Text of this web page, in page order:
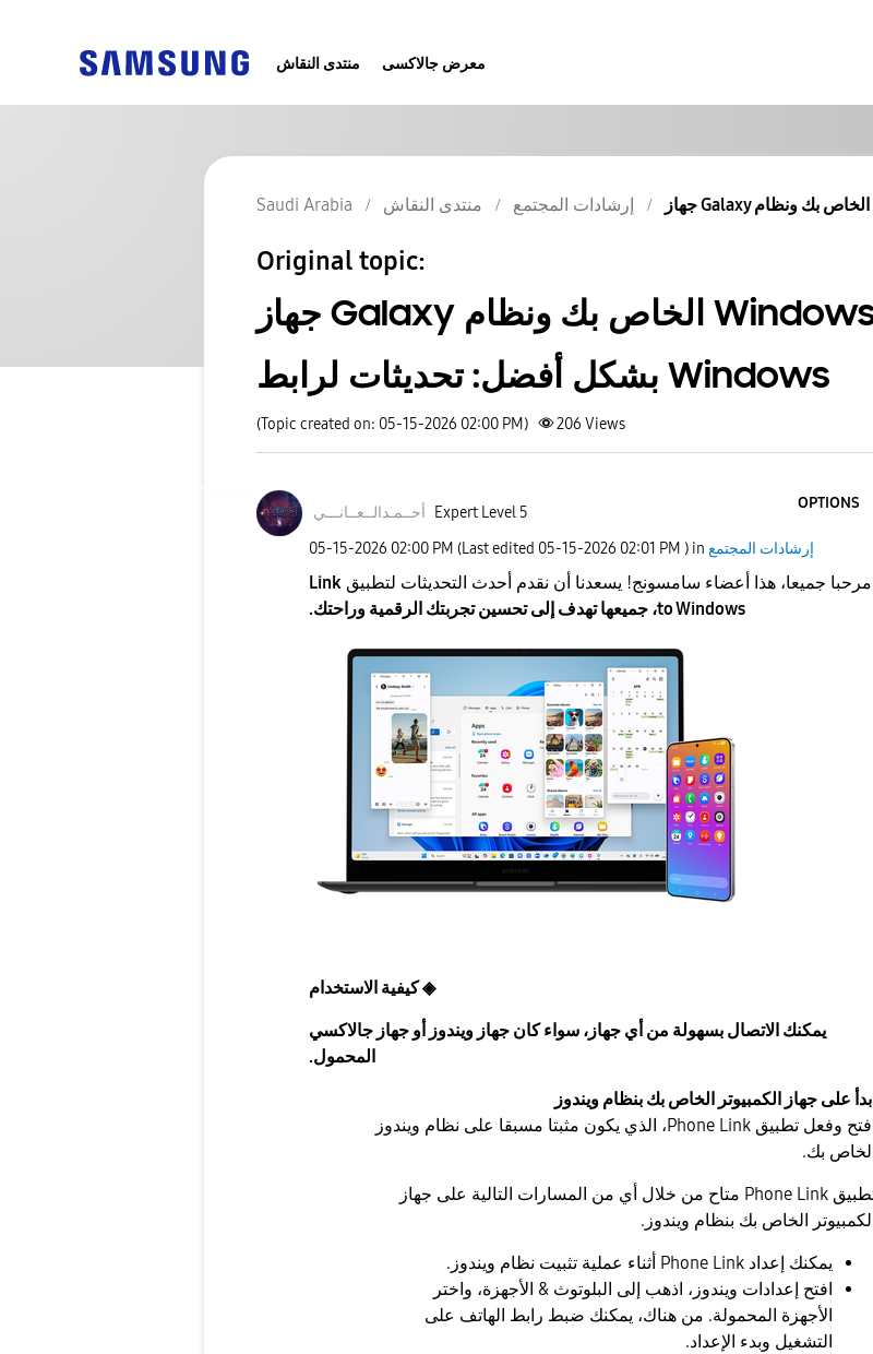
منتدى النقاش معرض جالاكسى
Saudi Arabia منتدى النقاش إرشادات المجتمع
Original topic:
جهاز Galaxy الخاص بك ونظام Windows، معًا
بشكل أفضل: تحديثات لرابط Windows
(Topic created on: 05-15-2026 02:00 PM) 206 Views
أحــمـدالــعــانـــي Expert Level 5
OPTIONS
‎05-15-2026 02:00 PM (Last edited ‎05-15-2026 02:01 PM ) in إرشادات المجتمع
مرحبا جميعا، هذا أعضاء سامسونج! يسعدنا أن نقدم أحدث التحديثات لتطبيق Link
to Windows، جميعها تهدف إلى تحسين تجربتك الرقمية وراحتك.
◈كيفية الاستخدام
يمكنك الاتصال بسهولة من أي جهاز، سواء كان جهاز ويندوز أو جهاز جالاكسي
المحمول.
ابدأ على جهاز الكمبيوتر الخاص بك بنظام ويندوز
افتح وفعل تطبيق Phone Link، الذي يكون مثبتا مسبقا على نظام ويندوز
الخاص بك.
تطبيق Phone Link متاح من خلال أي من المسارات التالية على جهاز
الكمبيوتر الخاص بك بنظام ويندوز.
يمكنك إعداد Phone Link أثناء عملية تثبيت نظام ويندوز.
افتح إعدادات ويندوز، اذهب إلى البلوتوث & الأجهزة، واختر
الأجهزة المحمولة. من هناك، يمكنك ضبط رابط الهاتف على
التشغيل وبدء الإعداد.